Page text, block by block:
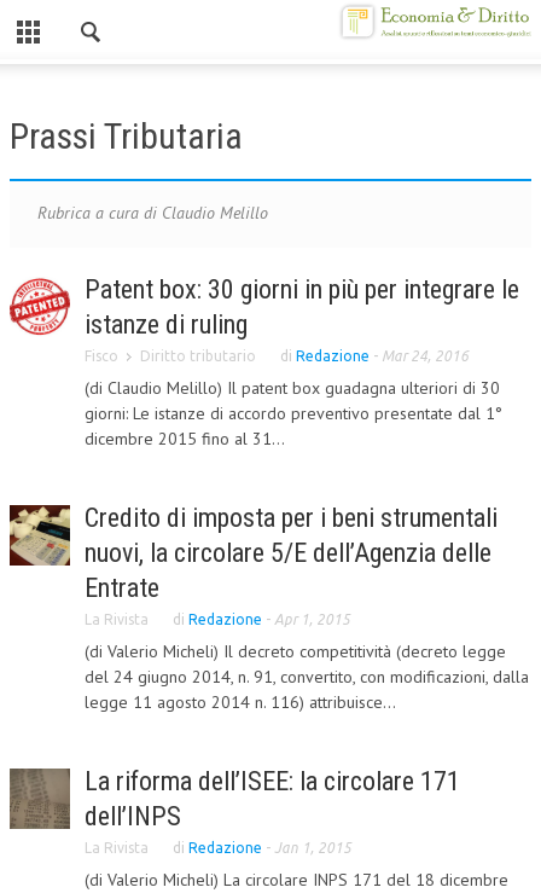
CHI SIAMO
MISSION
CENTRO STUDI
ATTO COSTITUTIVO E STATUTO
ORGANIZZAZIONE
OBIETTIVI
ALTA FORMAZIONE
CORSI CE.S.E.D.
ARCHIVIO CORSI 2015
DIVENTA SOCIO
BROCHURE CE.S.E.D.
LA RIVISTA
COMITATO SCIENTIFICO
Prassi Tributaria
Rubrica a cura di Claudio Melillo
Patent box: 30 giorni in più per integrare le
istanze di ruling
Fisco Diritto tributario di Redazione - Mar 24, 2016
(di Claudio Melillo) Il patent box guadagna ulteriori di 30
giorni: Le istanze di accordo preventivo presentate dal 1°
dicembre 2015 fino al 31...
Credito di imposta per i beni strumentali
nuovi, la circolare 5/E dell’Agenzia delle
Entrate
La Rivista di Redazione - Apr 1, 2015
(di Valerio Micheli) Il decreto competitività (decreto legge
del 24 giugno 2014, n. 91, convertito, con modificazioni, dalla
legge 11 agosto 2014 n. 116) attribuisce...
La riforma dell’ISEE: la circolare 171
dell’INPS
La Rivista di Redazione - Jan 1, 2015
(di Valerio Micheli) La circolare INPS 171 del 18 dicembre